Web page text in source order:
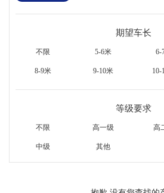
期望车长
不限 5-6米 6-
8-9米 9-10米 10-
等级要求
不限 高一级 高
中级 其他